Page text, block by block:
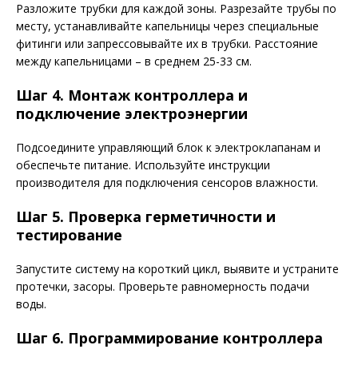
Разложите трубки для каждой зоны. Разрезайте трубы по
месту, устанавливайте капельницы через специальные
фитинги или запрессовывайте их в трубки. Расстояние
между капельницами – в среднем 25-33 см.
Шаг 4. Монтаж контроллера и
подключение электроэнергии
Подсоедините управляющий блок к электроклапанам и
обеспечьте питание. Используйте инструкции
производителя для подключения сенсоров влажности.
Шаг 5. Проверка герметичности и
тестирование
Запустите систему на короткий цикл, выявите и устраните
протечки, засоры. Проверьте равномерность подачи
воды.
Шаг 6. Программирование контроллера